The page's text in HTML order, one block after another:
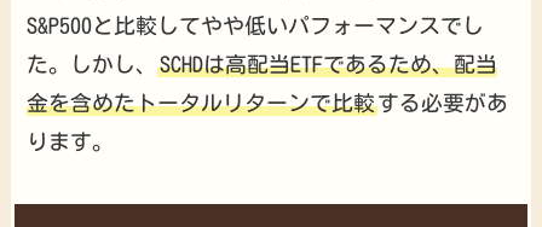
S&P500と比較してやや低いパフォーマンスでし
た。しかし、SCHDは高配当ETFであるため、配当
金を含めたトータルリターンで比較する必要があ
ります。